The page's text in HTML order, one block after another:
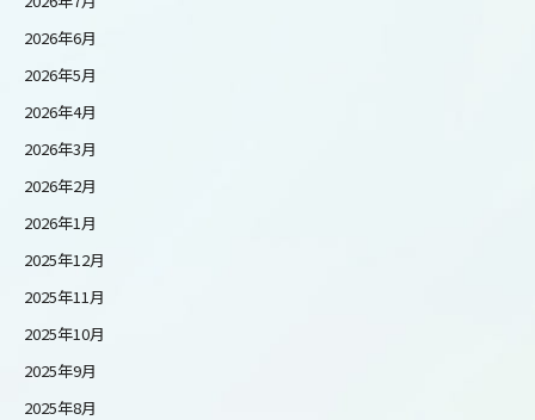
2026年6月
2026年5月
2026年4月
2026年3月
2026年2月
2026年1月
2025年12月
2025年11月
2025年10月
2025年9月
2025年8月